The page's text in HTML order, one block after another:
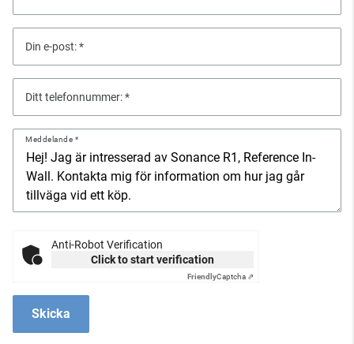
Din e-post:
Ditt telefonnummer:
Meddelande
Anti-Robot Verification
Click to start verification
FriendlyCaptcha ⇗
Skicka